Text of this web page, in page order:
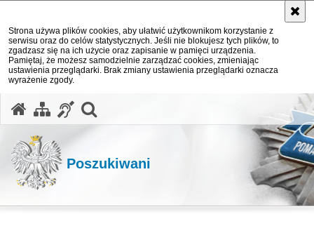
Strona używa plików cookies, aby ułatwić użytkownikom korzystanie z
serwisu oraz do celów statystycznych. Jeśli nie blokujesz tych plików, to
zgadzasz się na ich użycie oraz zapisanie w pamięci urządzenia.
Pamiętaj, że możesz samodzielnie zarządzać cookies, zmieniając
ustawienia przeglądarki. Brak zmiany ustawienia przeglądarki oznacza
wyrażenie zgody.
Poszukiwani